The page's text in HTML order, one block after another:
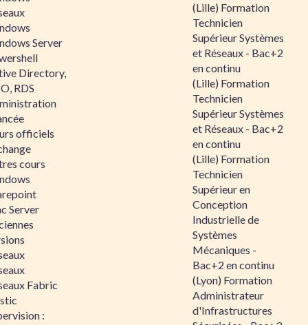
Server
Directory,
RDS
officiels
cours
Server
Fabric
:
(Lille) Formation
Technicien
Supérieur Systèmes
et Réseaux - Bac+2
en continu
(Lille) Formation
Technicien
Supérieur Systèmes
et Réseaux - Bac+2
en continu
(Lille) Formation
Technicien
Supérieur en
Conception
Industrielle de
Systèmes
Mécaniques -
Bac+2 en continu
(Lyon) Formation
Administrateur
d'Infrastructures